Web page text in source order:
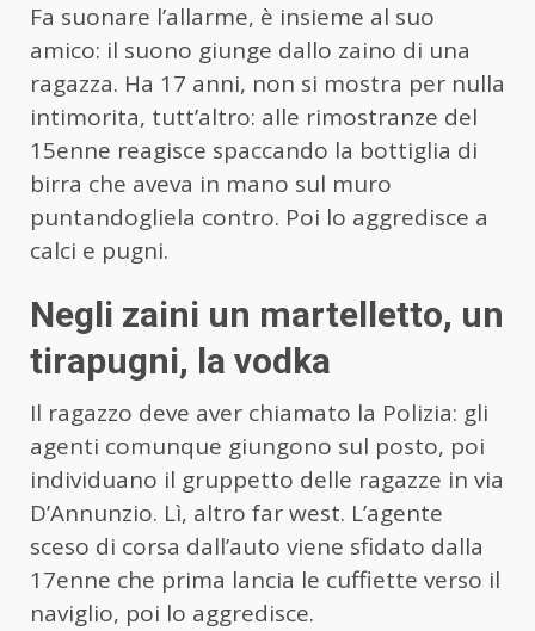
Fa suonare l’allarme, è insieme al suo
amico: il suono giunge dallo zaino di una
ragazza. Ha 17 anni, non si mostra per nulla
intimorita, tutt’altro: alle rimostranze del
15enne reagisce spaccando la bottiglia di
birra che aveva in mano sul muro
puntandogliela contro. Poi lo aggredisce a
calci e pugni.
Negli zaini un martelletto, un
tirapugni, la vodka
Il ragazzo deve aver chiamato la Polizia: gli
agenti comunque giungono sul posto, poi
individuano il gruppetto delle ragazze in via
D’Annunzio. Lì, altro far west. L’agente
sceso di corsa dall’auto viene sfidato dalla
17enne che prima lancia le cuffiette verso il
naviglio, poi lo aggredisce.